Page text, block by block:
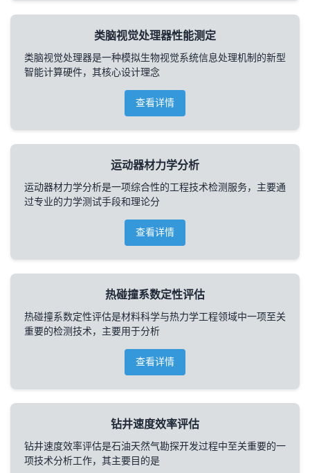
类脑视觉处理器性能测定
类脑视觉处理器是一种模拟生物视觉系统信息处理机制的新型
智能计算硬件，其核心设计理念
查看详情
运动器材力学分析
运动器材力学分析是一项综合性的工程技术检测服务，主要通
过专业的力学测试手段和理论分
查看详情
热碰撞系数定性评估
热碰撞系数定性评估是材料科学与热力学工程领域中一项至关
重要的检测技术，主要用于分析
查看详情
钻井速度效率评估
钻井速度效率评估是石油天然气勘探开发过程中至关重要的一
项技术分析工作，其主要目的是